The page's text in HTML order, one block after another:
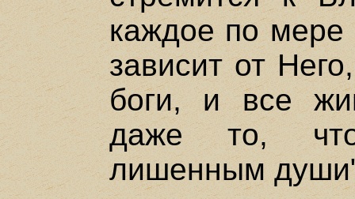
каждое по мере
зависит от
боги, и все
даже то, что
лишенным